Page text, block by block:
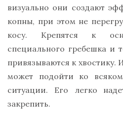
визуально они создают
копны, при этом не
косу. Крепятся к
специального гребешка и
привязываются к
может подойти ко
ситуации. Его легко
закрепить.